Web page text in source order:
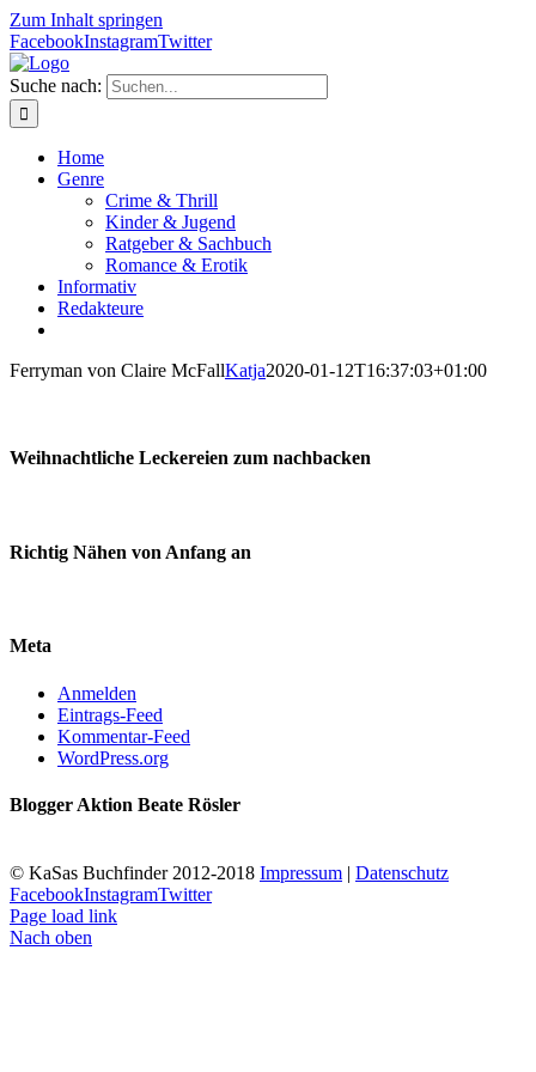
Zum Inhalt springen
FacebookInstagramTwitter
Suche nach:
Home
Genre
Crime & Thrill
Kinder & Jugend
Ratgeber & Sachbuch
Romance & Erotik
Informativ
Redakteure
Ferryman von Claire McFallKatja2020-01-12T16:37:03+01:00
Weihnachtliche Leckereien zum nachbacken
Richtig Nähen von Anfang an
Meta
Anmelden
Eintrags-Feed
Kommentar-Feed
WordPress.org
Blogger Aktion Beate Rösler
© KaSas Buchfinder 2012-2018 Impressum | Datenschutz
FacebookInstagramTwitter
Page load link
Nach oben